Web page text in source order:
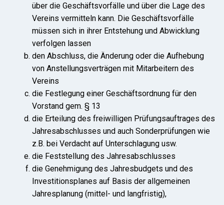
über die Geschäftsvorfälle und über die Lage des
Vereins vermitteln kann. Die Geschäftsvorfälle
müssen sich in ihrer Entstehung und Abwicklung
verfolgen lassen
den Abschluss, die Änderung oder die Aufhebung
von Anstellungsverträgen mit Mitarbeitern des
Vereins
die Festlegung einer Geschäftsordnung für den
Vorstand gem. § 13
die Erteilung des freiwilligen Prüfungsauftrages des
Jahresabschlusses und auch Sonderprüfungen wie
z.B. bei Verdacht auf Unterschlagung usw.
die Feststellung des Jahresabschlusses
die Genehmigung des Jahresbudgets und des
Investitionsplanes auf Basis der allgemeinen
Jahresplanung (mittel- und langfristig),